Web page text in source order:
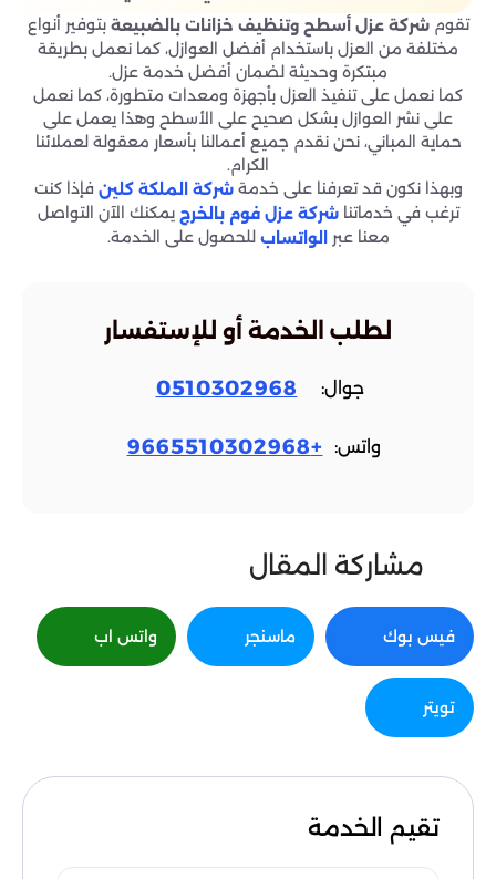
تقومشركة عزل أسطح وتنظيف خزانات بالضبيعةبتوفير أنواع
مختلفة من العزل باستخدام أفضل العوازل، كما نعمل بطريقة
مبتكرة وحديثة لضمان أفضل خدمة عزل.
كما نعمل على تنفيذ العزل بأجهزة ومعدات متطورة، كما نعمل
على نشر العوازل بشكل صحيح على الأسطح وهذا يعمل على
حماية المباني، نحن نقدم جميع أعمالنا بأسعار معقولة لعملائنا
الكرام.
وبهذا نكون قد تعرفنا على خدمةشركة الملكة كلين فإذا كنت
ترغب في خدماتناشركة عزل فوم بالخرج يمكنك الآن التواصل
معنا عبر الواتساب للحصول على الخدمة.
لطلب الخدمة أو للإستفسار
جوال: 0510302968
واتس: +9665510302968
مشاركة المقال
فيس بوك ماسنجر واتس اب
تويتر
تقيم الخدمة